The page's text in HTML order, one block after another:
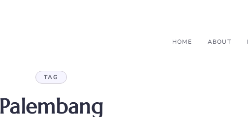
HOME ABOUT
TAG
Palembang